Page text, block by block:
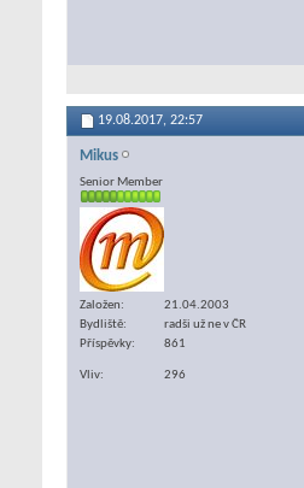
19.08.2017, 22:57
Mikus
Senior Member
Založen
21.04.2003
Bydliště
radši už ne v ČR
Příspěvky
861
Vliv 296